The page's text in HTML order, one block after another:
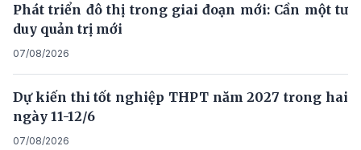
Phát triển đô thị trong giai đoạn mới: Cần một tư
duy quản trị mới
07/08/2026
Dự kiến thi tốt nghiệp THPT năm 2027 trong hai
ngày 11-12/6
07/08/2026